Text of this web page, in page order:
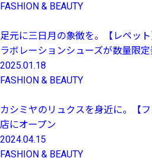
FASHION & BEAUTY
足元に三日月の象徴を。【レペッ
ラボレーションシューズが数量限
2025.01.18
FASHION & BEAUTY
カシミヤのリュクスを身近に。【
店にオープン
2024.04.15
FASHION & BEAUTY